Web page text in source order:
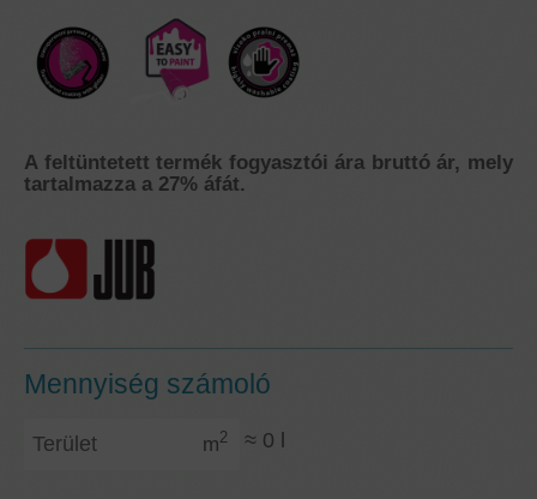
A feltüntetett termék fogyasztói ára bruttó ár, mely
tartalmazza a 27% áfát.
Mennyiség számoló
m2 ≈ 0 l